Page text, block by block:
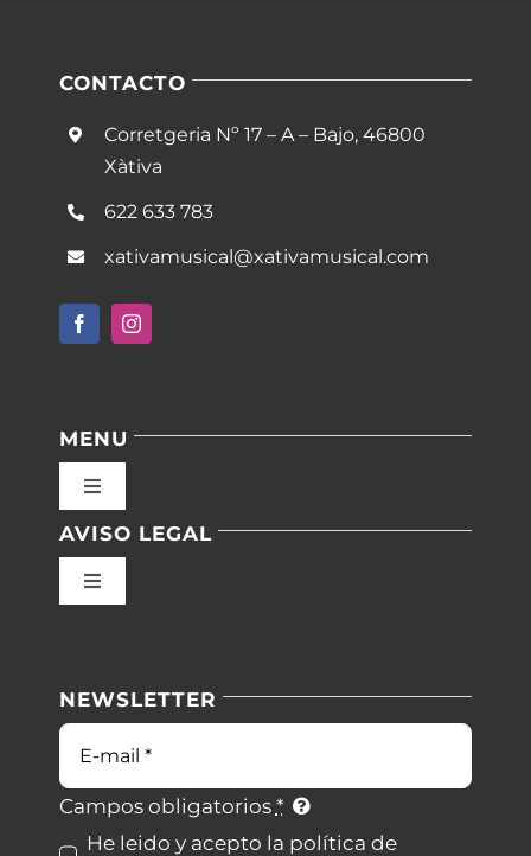
CONTACTO
Corretgeria Nº 17 – A – Bajo, 46800
Xàtiva
622 633 783
xativamusical@xativamusical.com
MENU
Toggle
Inicio
Blog
Contacto
AVISO LEGAL
Toggle
Condiciones de uso
Ley de cookies
NEWSLETTER
Correo
electrónico
Campos obligatorios *
He leido y acepto la política de